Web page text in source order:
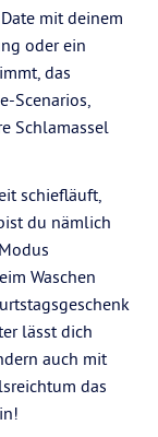
mit deinem
oder ein
das
Scenarios,
Schlamassel
schiefläuft,
du nämlich
Waschen
lässt dich
auch mit
das